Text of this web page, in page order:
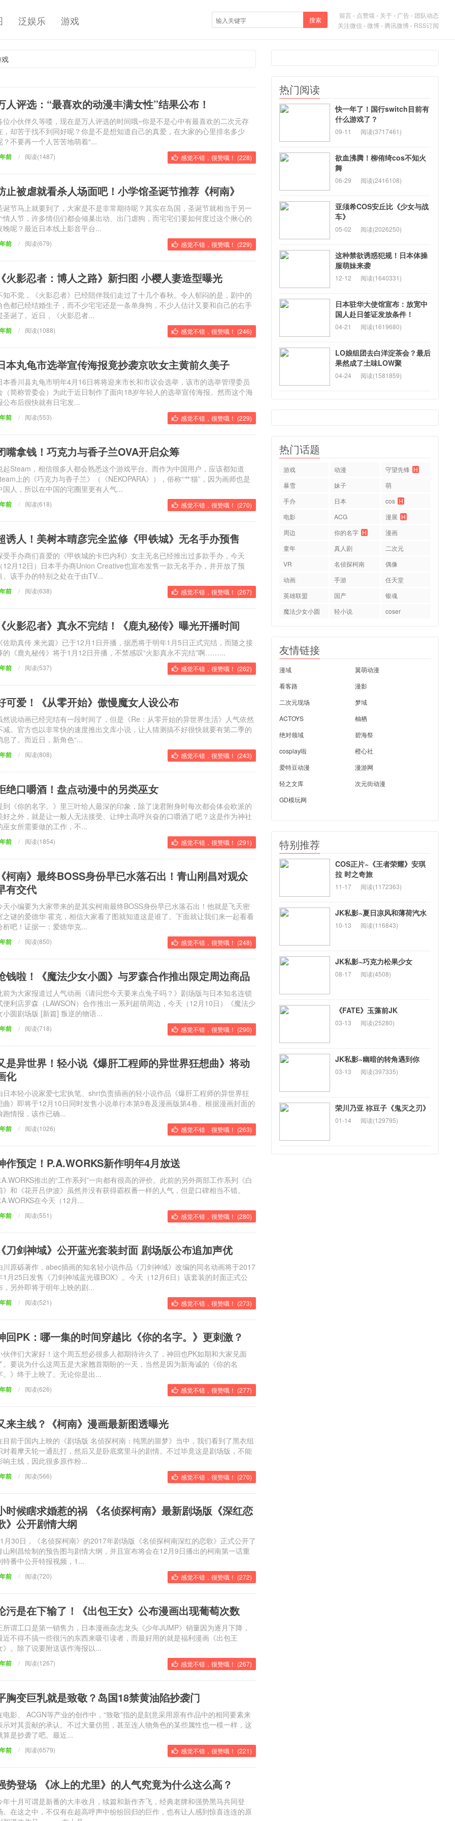
泛娱乐 游戏 留言- 点赞墙 - 关于- 广告- 团队动态
关注微信-微博 - 腾讯微博 - RSS订阅
搜索
人评选：“最喜欢的动漫丰满女性”结果公布！
位小伙伴久等喽，现在是万人评选的时间哦~你是不是心中有最喜欢的二次元存
，却苦于找不到同好呢？你是不是想知道自己的真爱，在大家的心里排名多少
？不要再一个人苦苦地萌着“...
前 / 感觉不错，很赞哦！ (228)
阅读(1487)
止被虐就看杀人场面吧！小学馆圣诞节推荐《柯南》
诞节马上就要到了，大家是不是非常期待呢？其实在岛国，圣诞节就相当于另一
情人节，许多情侣们都会倾巢出动、出门虐狗，而宅宅们要如何度过这个揪心的
晚呢？最近日本线上影音平台...
前 / 感觉不错，很赞哦！ (229)
阅读(679)
火影忍者：博人之路》新扫图 小樱人妻造型曝光
知不觉，《火影忍者》已经陪伴我们走过了十几个春秋。令人郁闷的是，剧中的
色都已经结婚生子，而不少宅宅还是一条单身狗，不少人估计又要和自己的右手
圣诞了。近日，《火影忍者...
前 / 感觉不错，很赞哦！ (246)
阅读(1088)
本丸龟市选举宣传海报竟抄袭京吹女主黄前久美子
本香川县丸龟市明年4月16日将将迎来市长和市议会选举，该市的选举管理委员
（简称管委会）为此于近日制作了面向18岁年轻人的选举宣传海报。然而这个海
公布后很快就有日宅发...
前 / 感觉不错，很赞哦！ (229)
阅读(553)
嘴拿钱！巧克力与香子兰OVA开启众筹
起Steam，相信很多人都会熟悉这个游戏平台。而作为中国用户，应该都知道
上的《巧克力与香子兰》（《NEKOPARA》），俗称“艹猫”，因为画师也是
国人，所以在中国的宅圈里更有人气...
前 / 感觉不错，很赞哦！ (270)
阅读(618)
诱人！美树本晴彦完全监修《甲铁城》无名手办预售
受手办商们喜爱的《甲铁城的卡巴内利》女主无名已经推出过多款手办，今天
12月12日）日本手办商Union Creative也宣布发售一款无名手办，并开放了预
。该手办的特别之处在于由TV...
前 / 感觉不错，很赞哦！ (267)
阅读(638)
火影忍者》真永不完结！《鹿丸秘传》曝光开播时间
佐助真传 来光篇》已于12月1日开播，据悉将于明年1月5日正式完结，而随之接
的《鹿丸秘传》将于1月12日开播，不禁感叹“火影真永不完结”啊……...
前 / 感觉不错，很赞哦！ (262)
阅读(537)
可爱！《从零开始》傲慢魔女人设公布
然说动画已经完结有一段时间了，但是《Re：从零开始的异世界生活》人气依然
减。官方也以非常快的速度推出文库小说，让人猜测搞不好很快就要有第二季的
息了。而近日，新角色“...
前 / 感觉不错，很赞哦！ (243)
阅读(808)
绝口嚼酒！盘点动漫中的另类巫女
到《你的名字。》里三叶给人最深的印象，除了泷君附身时每次都会体会欧派的
好之外，就是让一般人无法接受、让绅士高呼兴奋的口嚼酒了吧？这是作为神社
巫女所需要做的工作，不...
前 / 感觉不错，很赞哦！ (291)
阅读(1854)
柯南》最终BOSS身份早已水落石出！青山刚昌对观众
有交代
天小编要为大家带来的是其实柯南最终BOSS身份早已水落石出！他就是飞天密
之谜的爱德华·霍克，相信大家看了图就知道这是谁了。下面就让我们来一起看看
析吧！证据一：爱德华克...
前 / 感觉不错，很赞哦！ (248)
阅读(850)
钱啦！《魔法少女小圆》与罗森合作推出限定周边商品
前为大家报道过人气动画《请问您今天要来点兔子吗？》剧场版与日本知名连锁
便利店罗森（LAWSON）合作推出一系列超萌周边，今天（12月10日）《魔法少
小圆剧场版 [新篇] 叛逆的物语...
前 / 感觉不错，很赞哦！ (290)
阅读(718)
是异世界！轻小说《爆肝工程师的异世界狂想曲》将动
化
日本轻小说家爱七宏执笔、shri负责插画的轻小说作品《爆肝工程师的异世界狂
曲》即将于12月10日同时发售小说单行本第9卷及漫画版第4卷。根据漫画封面的
跑情报，该作已确...
前 / 感觉不错，很赞哦！ (263)
阅读(1026)
作预定！P.A.WORKS新作明年4月放送
推出的“工作系列”一向都有很高的评价。此前的另外两部工作系列《白
》和《花开吕伊波》虽然并没有获得霸权番一样的人气，但是口碑相当不错。
在今天（12月...
前 / 感觉不错，很赞哦！ (280)
阅读(551)
刀剑神域》公开蓝光套装封面 剧场版公布追加声优
川原砾著作，abec插画的知名轻小说作品《刀剑神域》改编的同名动画将于2017
1月25日发售《刀剑神域蓝光碟BOX》。今天（12月6日）该套装的封面正式公
，另外即将于明年上映的剧...
前 / 感觉不错，很赞哦！ (273)
阅读(521)
回PK：哪一集的时间穿越比《你的名字。》更刺激？
伙伴们大家好！这个周五想必很多人都期待许久了，神回也PK如期和大家见面
。要说为什么这周五是大家翘首期盼的一天，当然是因为新海诚的《你的名
。》终于上映了。无论你是出...
前 / 感觉不错，很赞哦！ (277)
阅读(626)
来主线？《柯南》漫画最新图透曝光
目前于国内上映的《剧场版 名侦探柯南：纯黑的噩梦》当中，我们看到了黑衣组
对着摩天轮一通乱打，然后又是卧底窝里斗的剧情。不过毕竟这是剧场版，不能
响主线，因此很多原作粉...
前 / 感觉不错，很赞哦！ (270)
阅读(566)
时候瞎求婚惹的祸 《名侦探柯南》最新剧场版《深红恋
》公开剧情大纲
月30日，《名侦探柯南》的2017年剧场版《名侦探柯南深红的恋歌》正式公开了
山刚昌绘制的预告图与剧情大纲，并且宣布将会在12月9日播出的柯南第一话重
特番中公开特报视频，1...
前 / 感觉不错，很赞哦！ (272)
阅读(720)
污是在下输了！《出包王女》公布漫画出现葡萄次数
所谓工口是第一销售力，日本漫画杂志龙头《少年JUMP》销量因为逐月下降，
近不得不搞一些很污的东西来吸引读者，而最好用的就是福利漫画《出包王
》。除了说要附送该作海报以...
前 / 感觉不错，很赞哦！ (267)
阅读(1267)
胸变巨乳就是致敬？岛国18禁黄油陷抄袭门
电影、 ACGN等产业的创作中，“致敬”指的是刻意采用原有作品中的相同要素来
示对其贡献的承认。不过大量仿照，甚至连人物角色的某些属性也一模一样，这
算是抄袭了吧。最近...
前 / 感觉不错，很赞哦！ (221)
阅读(6579)
势登场 《冰上的尤里》的人气究竟为什么这么高？
年十月可谓是新番的大丰收月，续篇和新作齐飞，经典老牌和强势黑马共同登
。在这之中，不仅有在超高呼声中纷纷回归的巨作，也有让人感到惊喜连连的原
热门阅读
快一年了！国行switch目前有
什么游戏了？
09-11 阅读(3717461)
欲血沸腾！柳侑绮cos不知火
舞
06-29 阅读(2416108)
亚须希COS安丘比《少女与战
车》
05-02 阅读(2026250)
这种禁欲诱惑犯规！日本体操
服萌妹来袭
12-12 阅读(1640331)
日本驻华大使馆宣布：放宽中
国人赴日签证发放条件！
04-21 阅读(1619680)
LO娘组团去白洋淀茶会？最后
果然成了土味LOW聚
04-24 阅读(1581859)
热门话题
游戏 动漫 守望先锋 H
暴雪
妹子
萌
手办
日本 cos H
电影
ACG 漫展 H
周边
你的名字 H
漫画
童年
真人剧
二次元
VR
名侦探柯南
偶像
动画
手游
任天堂
英雄联盟
国产
银魂
魔法少女小圆
轻小说 coser
友情链接
漫域
翼萌动漫
看客路
漫影
二次元现场
梦域
ACTOYS
柚栖
绝对领域
碧海祭
cosplay啦
橙心社
爱特豆动漫
漫游网
轻之文库
次元街动漫
GD模玩网
特别推荐
COS正片~《王者荣耀》安琪
拉 时之奇旅
11-17 阅读(1172363)
JK私影~夏日凉风和薄荷汽水
10-13 阅读(116843)
JK私影~巧克力松果少女
08-17 阅读(4508)
《FATE》玉藻前JK
03-13 阅读(25280)
JK私影~幽暗的转角遇到你
03-13 阅读(397335)
荣川乃亚 祢豆子《鬼灭之刃》
01-14 阅读(129795)